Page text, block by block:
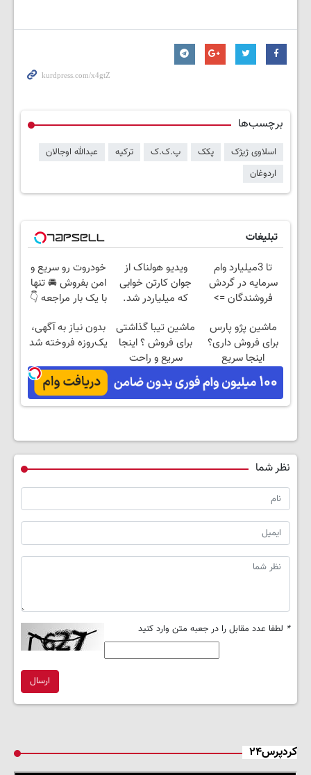
برچسب‌ها
اسلاوی ژیژک پکک پ.ک.ک ترکیه
عبدالله اوجالان
اردوغان
تبلیغات
تا 3میلیارد وام
سرمایه در گردش
فروشندگان =>
کن
ویدیو هولناک از
جوان کارتن خوابی
که میلیاردر شد.
خودروت رو سریع و
امن بفروش 🚘 تنها
با یک بار مراجعه 👇
ماشین پژو پارس
برای فروش داری؟
اینجا سریع
بفروشش
ماشین تیبا گذاشتی
برای فروش ؟ اینجا
سریع و راحت
بفروش
بدون نیاز به آگهی،
یک‌روزه فروخته شد
نظر شما
* لطفا عدد مقابل را در جعبه متن وارد کنید
ارسال
کردپرس۲۴